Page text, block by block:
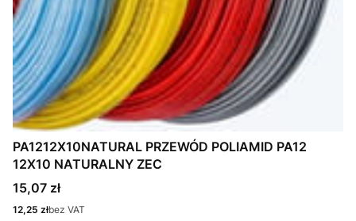
PA1212X10NATURAL PRZEWÓD POLIAMID PA12
12X10 NATURALNY ZEC
Cena
15,07 zł
Cena
12,25 złbez VAT